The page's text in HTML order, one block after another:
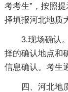
考考生”，按照
择填报河北地质
3.现场确认。
择的确认地点和
信息确认。考生
四、河北地质